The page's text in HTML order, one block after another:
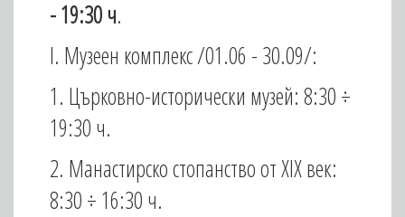
- 19:30 ч.
I. Музеен комплекс /01.06 - 30.09/:
1. Църковно-исторически музей: 8:30 ÷
19:30 ч.
2. Манастирско стопанство от XIX век:
8:30 ÷ 16:30 ч.